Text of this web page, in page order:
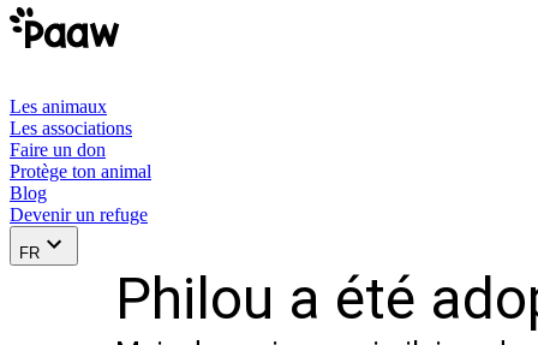
Les animaux
Les associations
Faire un don
Protège ton animal
Blog
Devenir un refuge
FR
Philou a été